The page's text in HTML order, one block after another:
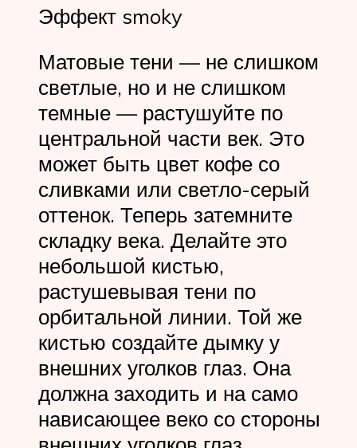
Эффект smoky
Матовые тени — не слишком
светлые, но и не слишком
темные — растушуйте по
центральной части век. Это
может быть цвет кофе со
сливками или светло-серый
оттенок. Теперь затемните
складку века. Делайте это
небольшой кистью,
растушевывая тени по
орбитальной линии. Той же
кистью создайте дымку у
внешних уголков глаз. Она
должна заходить и на само
нависающее веко со стороны